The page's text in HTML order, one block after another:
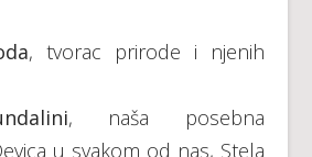
, tvorac prirode i njenih
, naša posebna
u svakom od nas, Stela